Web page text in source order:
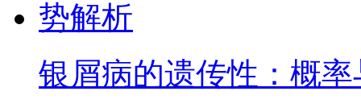
银屑病的遗传性：概